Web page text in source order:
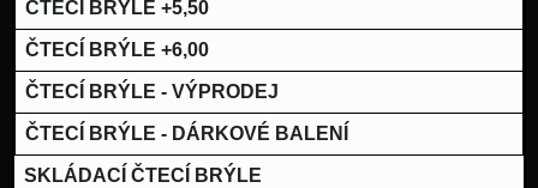
ČTECÍ BRÝLE +5,50
ČTECÍ BRÝLE +6,00
ČTECÍ BRÝLE - VÝPRODEJ
ČTECÍ BRÝLE - DÁRKOVÉ BALENÍ
SKLÁDACÍ ČTECÍ BRÝLE